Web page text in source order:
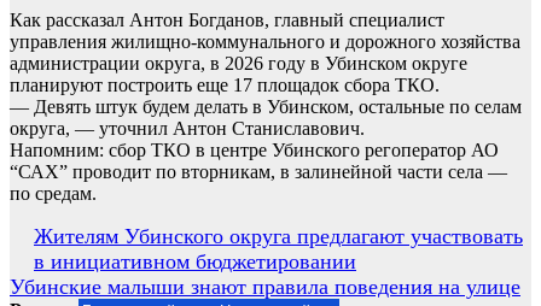
Как рассказал Антон Богданов, главный специалист
управления жилищно-коммунального и дорожного хозяйства
администрации округа, в 2026 году в Убинском округе
планируют построить еще 17 площадок сбора ТКО.
— Девять штук будем делать в Убинском, остальные по селам
округа, — уточнил Антон Станиславович.
Напомним: сбор ТКО в центре Убинского регоператор АО
“САХ” проводит по вторникам, в залинейной части села —
по средам.
Навигация
по
Жителям Убинского округа предлагают участвовать
в инициативном бюджетировании
Убинские малыши знают правила поведения на улице